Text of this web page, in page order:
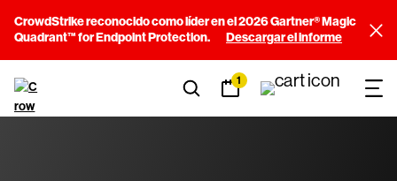
CrowdStrike reconocido como líder en el 2026 Gartner® Magic
Quadrant™ for Endpoint Protection.
Descargar el informe
1